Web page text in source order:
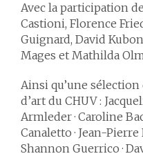
Avec la participation
Castioni, Florence
Guignard, David
Mages et Mathilda
Ainsi qu’une
d’art du CHUV :
Armleder · Caroline
Canaletto · Jean-Pierre
Shannon Guerrico ·